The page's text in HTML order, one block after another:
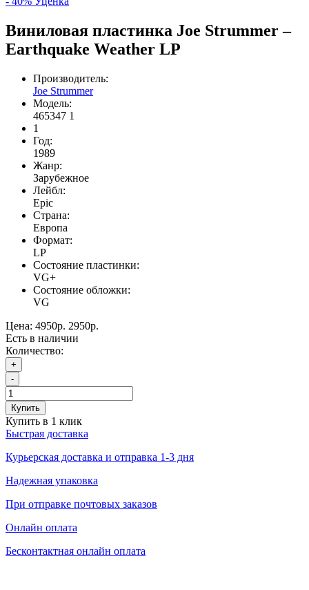
Виниловая пластинка Joe Strummer –
Earthquake Weather LP
Производитель:
Joe Strummer
Модель:
465347 1
1
Год:
1989
Жанр:
Зарубежное
Лейбл:
Epic
Страна:
Европа
Формат:
LP
Состояние пластинки:
VG+
Состояние обложки:
VG
Цена: 4950р. 2950р.
Есть в наличии
Количество:
+
-
Купить
Купить в 1 клик
Быстрая доставка
Курьерская доставка и отправка 1-3 дня
Надежная упаковка
При отправке почтовых заказов
Онлайн оплата
Бесконтактная онлайн оплата